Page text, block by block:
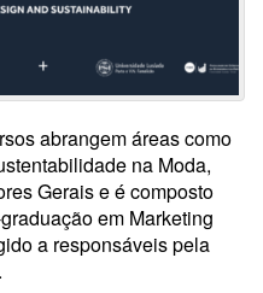
abrangem áreas como
na Moda,
Gerais e é composto
em Marketing
a responsáveis pela